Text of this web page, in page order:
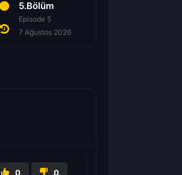
5.Bölüm
Episode 5
7 Ağustos 2026
0 0